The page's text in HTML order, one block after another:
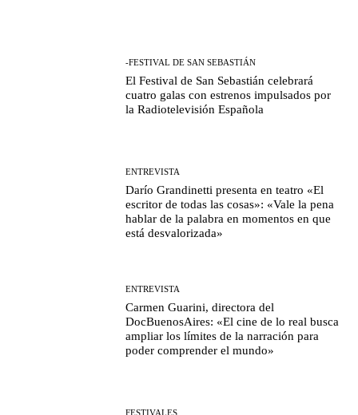
-FESTIVAL DE SAN SEBASTIÁN
El Festival de San Sebastián celebrará
cuatro galas con estrenos impulsados por
la Radiotelevisión Española
ENTREVISTA
Darío Grandinetti presenta en teatro «El
escritor de todas las cosas»: «Vale la pena
hablar de la palabra en momentos en que
está desvalorizada»
ENTREVISTA
Carmen Guarini, directora del
DocBuenosAires: «El cine de lo real busca
ampliar los límites de la narración para
poder comprender el mundo»
FESTIVALES